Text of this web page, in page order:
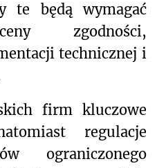
te będą wymagać
zgodności,
technicznej i
firm kluczowe
regulacje
ograniczonego